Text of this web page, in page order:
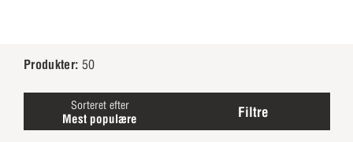
Produkter: 50
Sorteret efter
Mest populære Filtre